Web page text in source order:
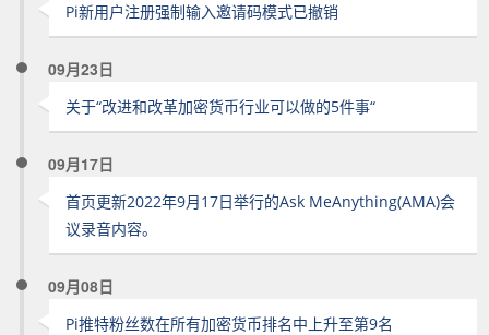
Pi新用户注册强制输入邀请码模式已撤销
09月23日
关于“改进和改革加密货币行业可以做的5件事“
09月17日
首页更新2022年9月17日举行的Ask MeAnything(AMA)会
议录音内容。
09月08日
Pi推特粉丝数在所有加密货币排名中上升至第9名